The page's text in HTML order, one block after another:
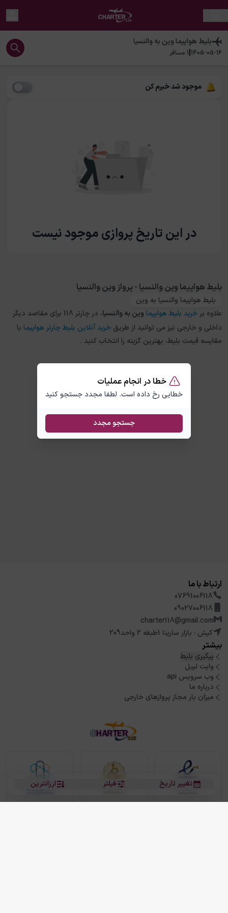
خطا در انجام عملیات
خطایی رخ داده است. لطفا مجدد جستجو کنید
جستجو مجدد
بلیط هواپیماوین بهوالنسیا
1405-05-16
|
1 مسافر
موجود شد خبرم کن
در این تاریخ پروازی موجود نیست
ارزانترین فیلتر تغییر تاریخ
بلیط هواپیما وین والنسیا - پرواز وین والنسیا
بلیط هواپیما والنسیا به وین
علاوه بر خرید بلیط هواپیما وینبه والنسیا
، در چارتر 118 برای مقاصد دیگر
داخلی و خارجی نیز می توانید از طریق خرید آنلاین بلیط چارتر هواپیما با
مقایسه قیمت بلیط، بهترین گزینه را انتخاب کنید .
ارتباط با ما
07691006118
09027006118
charter118@gmail.com
کیش : بازار سارینا 1طبقه 2 واحد209
بیشتر
پیگیری بلیط
وایت لیبل
وب سرویس api
درباره ما
میزان بار مجاز پروازهای خارجی